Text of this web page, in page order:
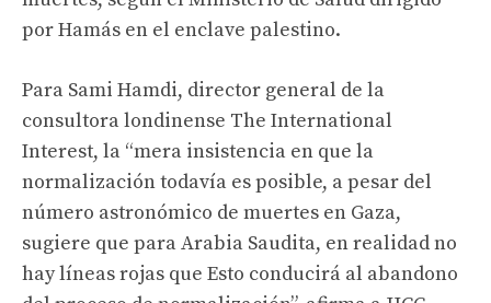
por Hamás en el enclave palestino.
Para Sami Hamdi, director general de la
consultora londinense The International
Interest, la “mera insistencia en que la
normalización todavía es posible, a pesar del
número astronómico de muertes en Gaza,
sugiere que para Arabia Saudita, en realidad no
hay líneas rojas que Esto conducirá al abandono